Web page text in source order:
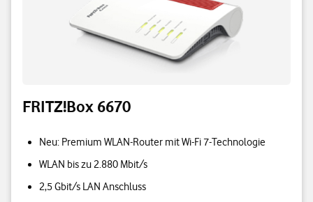
FRITZ!Box 6670
Neu: Premium WLAN-Router mit Wi-Fi 7-Technologie
WLAN bis zu 2.880 Mbit/s
2,5 Gbit/s LAN Anschluss